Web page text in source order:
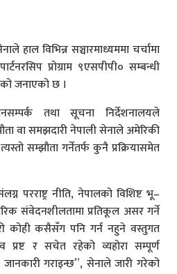
हाल विभिन्न सञ्चारमाध्यममा चर्चामा
प्रोग्राम ९एसपीपी० सम्बन्धी
जनाएको छ ।
तथा सूचना निर्देशनालयले
वा समझदारी नेपाली सेनाले अमेरिकी
सम्झौता गर्नेतर्फ कुनै प्रक्रियासमेत
परराष्ट्र नीति, नेपालको विशिष्ट भू–
संवेदनशीलतामा प्रतिकूल असर गर्ने
कोही कसैसँग पनि गर्न नहुने वस्तुगत
प्रष्ट र सचेत रहेको व्यहोरा सम्पूर्ण
गराइन्छ”, सेनाले जारी गरेको